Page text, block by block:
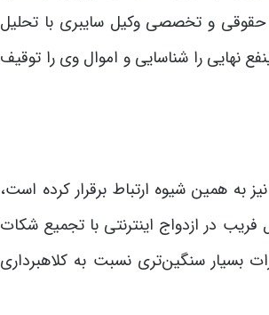
و تخصصی وکیل سایبری با تحلیل
نهایی را شناسایی و اموال وی را توقیف
به همین شیوه ارتباط برقرار کرده است،
فریب در ازدواج اینترنتی با تجمیع شکات
بسیار سنگین‌تری نسبت به کلاهبرداری